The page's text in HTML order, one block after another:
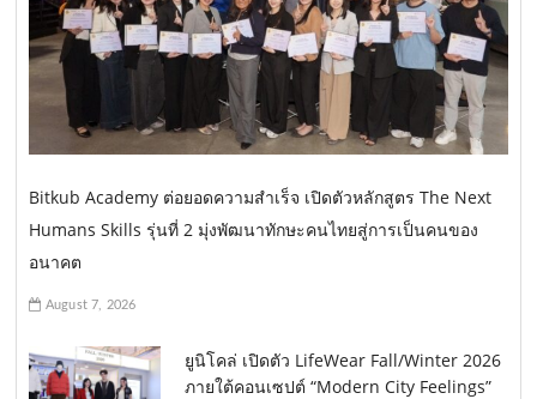
Bitkub Academy ต่อยอดความสำเร็จ เปิดตัวหลักสูตร The Next
Humans Skills รุ่นที่ 2 มุ่งพัฒนาทักษะคนไทยสู่การเป็นคนของ
อนาคต
August 7, 2026
ยูนิโคล่ เปิดตัว LifeWear Fall/Winter 2026
ภายใต้คอนเซปต์ “Modern City Feelings”